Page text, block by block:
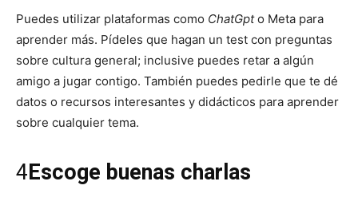
Puedes utilizar plataformas como ChatGpto Meta para
aprender más. Pídeles que hagan un test con preguntas
sobre cultura general; inclusive puedes retar a algún
amigo a jugar contigo. También puedes pedirle que te dé
datos o recursos interesantes y didácticos para aprender
sobre cualquier tema.
4Escoge buenas charlas